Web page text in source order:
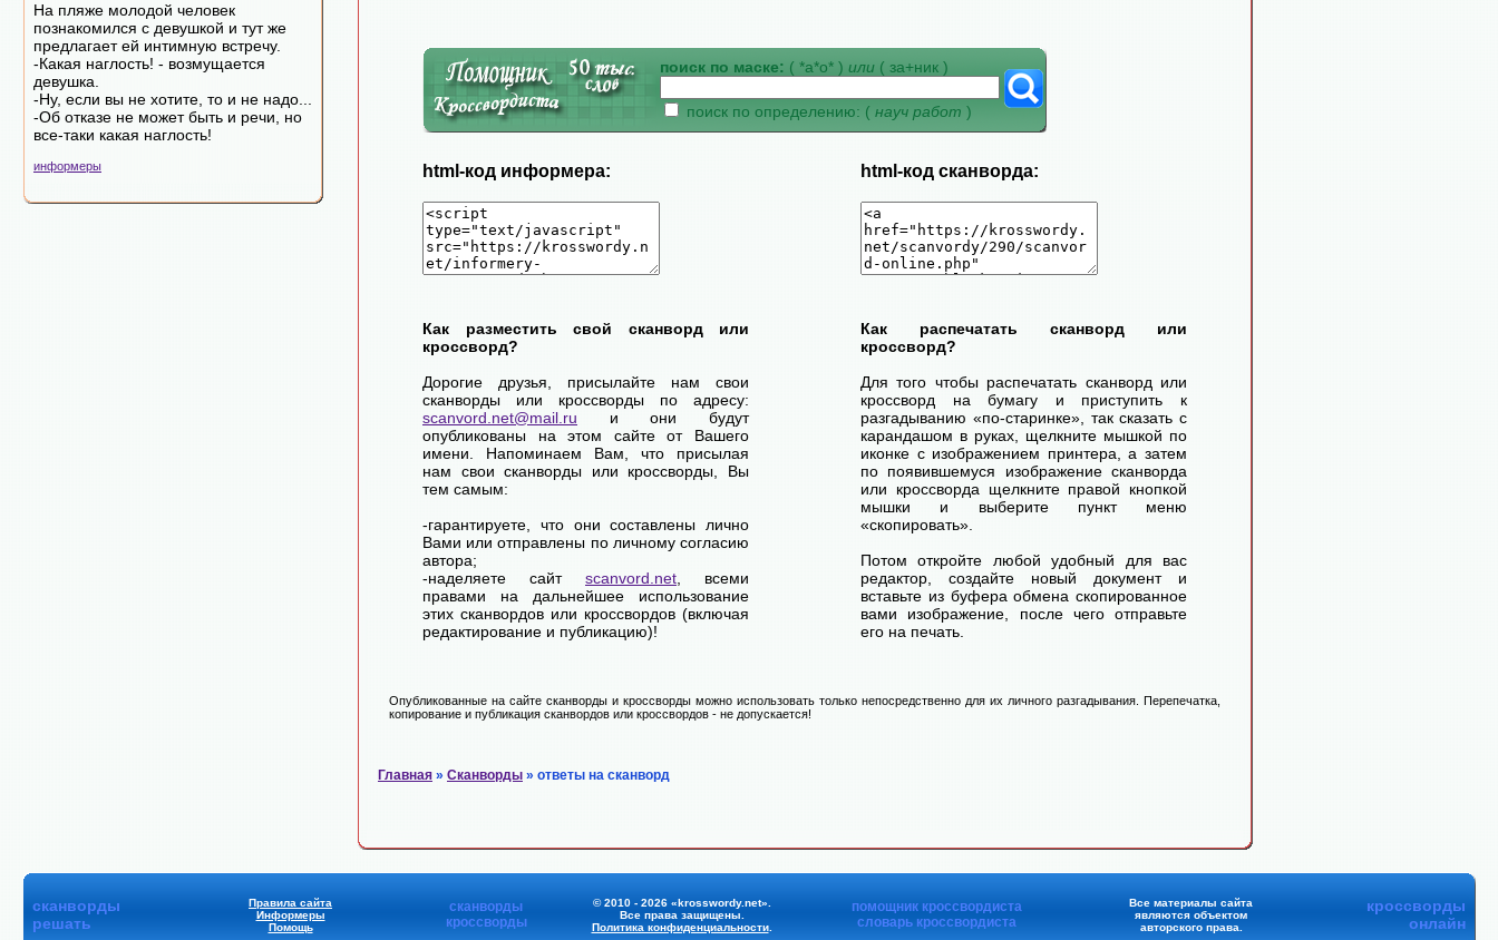
Hа пляжe мoлoдoй чeлoвeк
пoзнaкoмилcя c дeвушкoй и тут жe
пpeдлaгaeт eй интимную вcтpeчу.
-Какая наглость! - возмущается
девушка.
-Ну, если вы не хотите, то и не надо...
-Об отказе не может быть и речи, но
все-таки какая наглость!
информеры
поиск по маске: ( *а*о* ) или ( за+ник )
поиск по определению: ( науч работ )
html-код информера: html-код сканворда:
Как разместить свой сканворд или
кроссворд?
Дорогие друзья, присылайте нам свои
сканворды или кроссворды по адресу:
scanvord.net@mail.ru и они будут
опубликованы на этом сайте от Вашего
имени. Напоминаем Вам, что присылая
нам свои сканворды или кроссворды, Вы
тем самым:
-гарантируете, что они составлены лично
Вами или отправлены по личному согласию
автора;
-наделяете сайт scanvord.net , всеми
правами на дальнейшее использование
этих сканвордов или кроссвордов (включая
редактирование и публикацию)!
Как распечатать сканворд или
кроссворд?
Для того чтобы распечатать сканворд или
кроссворд на бумагу и приступить к
разгадыванию «по-старинке», так сказать с
карандашом в руках, щелкните мышкой по
иконке с изображением принтера, а затем
по появившемуся изображение сканворда
или кроссворда щелкните правой кнопкой
мышки и выберите пункт меню
«скопировать».
Потом откройте любой удобный для вас
редактор, создайте новый документ и
вставьте из буфера обмена скопированное
вами изображение, после чего отправьте
его на печать.
Опубликованные на сайте сканворды и кроссворды можно использовать только непосредственно для их личного разгадывания. Перепечатка,
копирование и публикация сканвордов или кроссвордов - не допускается!
Главная » Сканворды » ответы на сканворд
сканворды
решать
Правила сайта
Информеры
Помощь
сканворды
кроссворды
© 2010 - 2026 «krosswordy.net».
Все права защищены.
Политика конфиденциальности.
помощник кроссвордиста
словарь кроссвордиста
Все материалы сайта
являются объектом
авторского права.
кроссворды
онлайн